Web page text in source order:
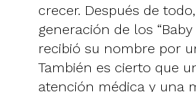
crecer. Después de
generación de los “Baby
recibió su nombre por
También es cierto que
atención médica y una